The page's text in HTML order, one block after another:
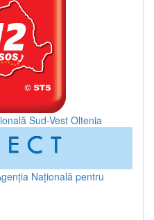
Sud-Vest Oltenia
Națională pentru